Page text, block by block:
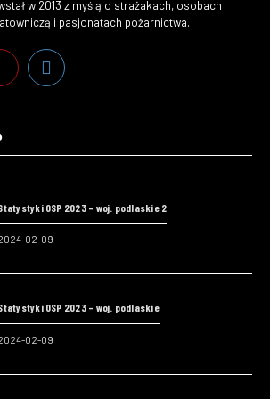
w 2013 z myślą o strażakach, osobach
i pasjonatach pożarnictwa.
OSP 2023 – woj. podlaskie 2
02-09
OSP 2023 – woj. podlaskie
02-09